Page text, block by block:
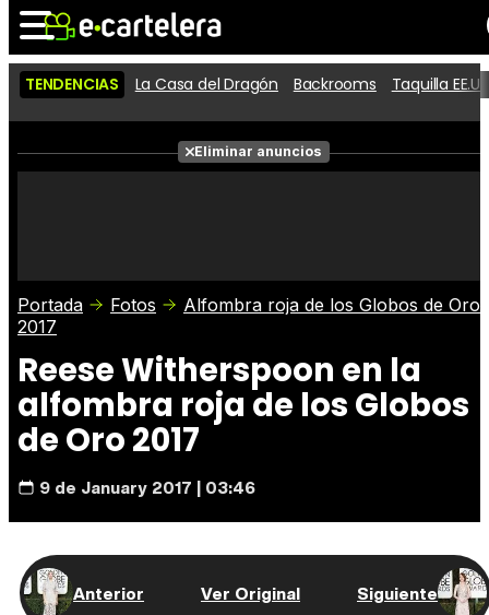
Noticias Cartelera
Películas
Críticas
Entradas
TENDENCIAS La Casa del Dragón Backrooms Taquilla
Eliminar anuncios
Portada Fotos
Alfombra roja de los Globos de Oro
2017
Reese Witherspoon en la
alfombra roja de los Globos
de Oro 2017
9 de January 2017 | 03:46
Anterior Ver Original Siguiente